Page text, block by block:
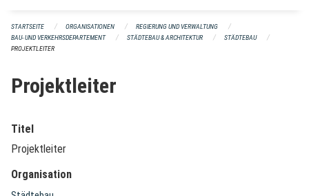
STARTSEITE ORGANISATIONEN
REGIERUNG UND VERWALTUNG
BAU- UND VERKEHRSDEPARTEMENT
STÄDTEBAU & ARCHITEKTUR
STÄDTEBAU
PROJEKTLEITER
Projektleiter
Titel
Projektleiter
Organisation